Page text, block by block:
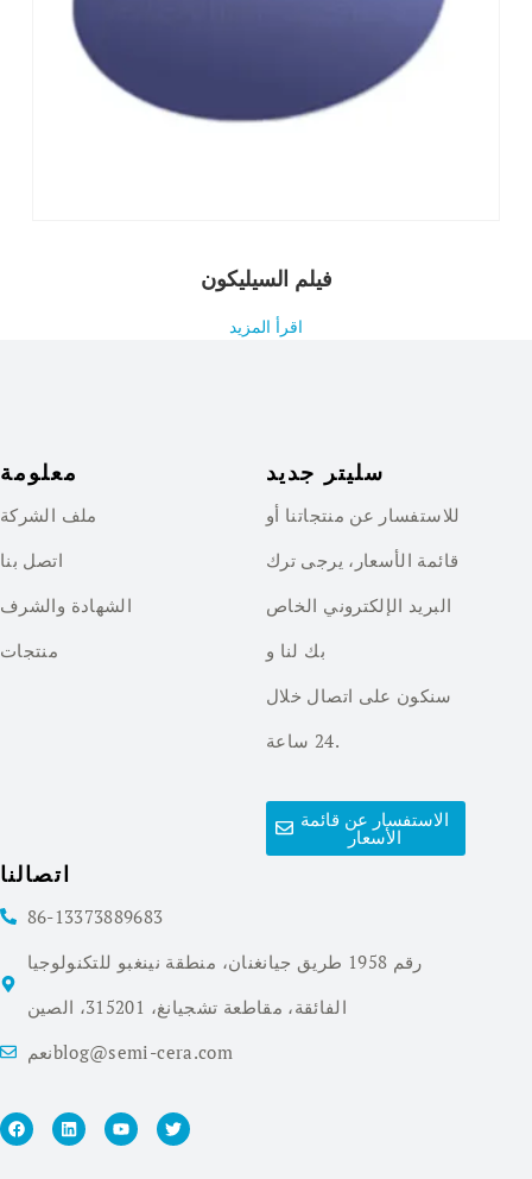
فيلم السيليكون
اقرأ المزيد
معلومة
ملف الشركة
اتصل بنا
الشهادة والشرف
منتجات
سليتر جديد
للاستفسار عن منتجاتنا أو
قائمة الأسعار، يرجى ترك
البريد الإلكتروني الخاص
بك لنا و
سنكون على اتصال خلال
24 ساعة.
الاستفسار عن قائمة
الأسعار
اتصالنا
86-13373889683
رقم 1958 طريق جيانغنان، منطقة نينغبو للتكنولوجيا
الفائقة، مقاطعة تشجيانغ، 315201، الصين
نعمblog@semi-cera.com